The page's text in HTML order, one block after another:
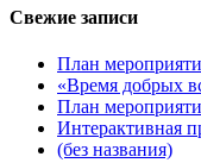
Свежие записи
План
«Время добрых
План
Интерактивная
(без названия)